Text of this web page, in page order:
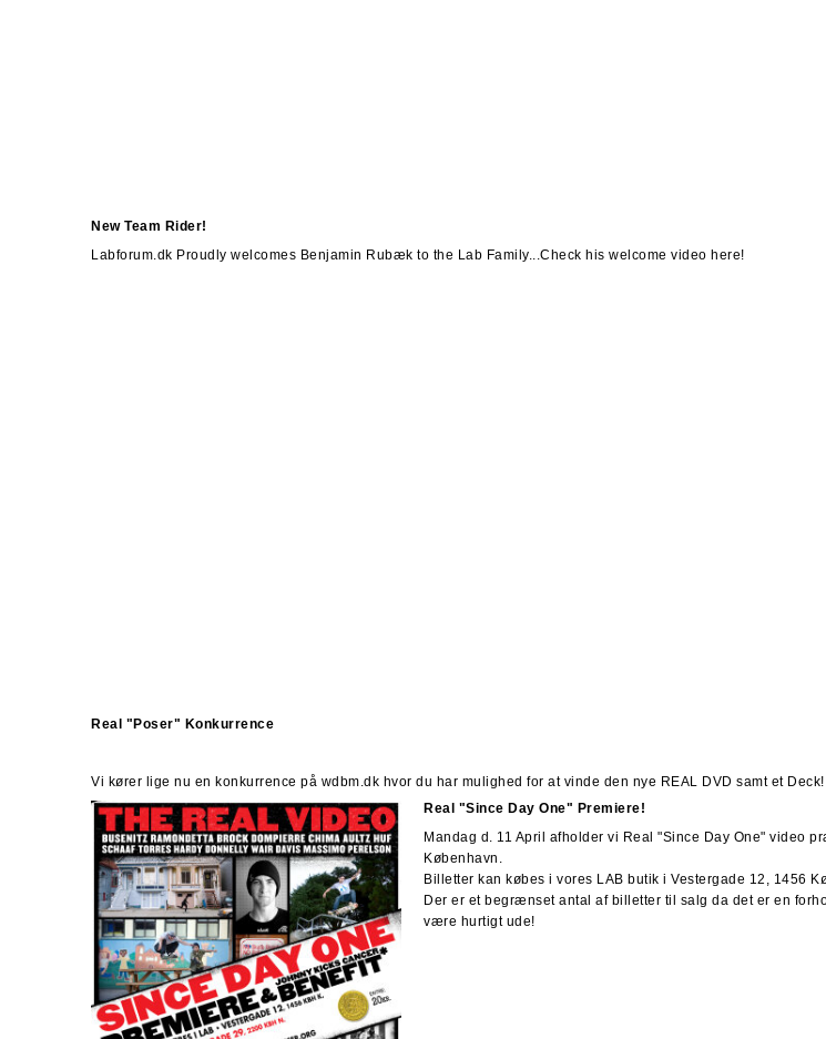
New Team Rider!
Labforum.dk Proudly welcomes Benjamin Rubæk to the Lab Family...Check his welcome video here!
Real "Poser" Konkurrence
Vi kører lige nu en konkurrence på wdbm.dk hvor du har mulighed for at vinde den nye REAL DVD samt et
Real "Since Day One" Premiere!
Mandag d. 11 April afholder vi Real "Since Day One" video
København.
Billetter kan købes i vores LAB butik i Vestergade 12, 1456
Der er et begrænset antal af billetter til salg da det er en
være hurtigt ude!